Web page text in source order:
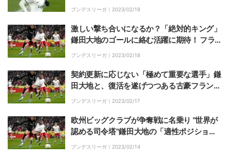
フルトが完勝
ブンデスリーガ｜ 2023/02/19
激しい撃ち合いになるか？「絶対的キング」
鎌田大地のゴールに絡む活躍に期待！ フラン
クフルト、CL出場権争いを繰り広げる4位フ
ブンデスリーガ｜ 2023/02/18
契約更新に応じない「極めて重要な選手」鎌
田大地と、復活を遂げつつある古豪フランク
ルト ともに重要なシーズン後半戦がはじまっ
ブンデスリーガ｜ 2023/02/17
欧州ビッグクラブが争奪戦に名乗り “世界が
認める司令塔”鎌田大地の「適性ポジショ
ン」は一体、どこなのだろうか？
ブンデスリーガ｜ 2023/02/14